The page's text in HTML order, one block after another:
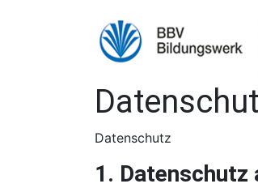
Datenschutz
1. Datenschutz